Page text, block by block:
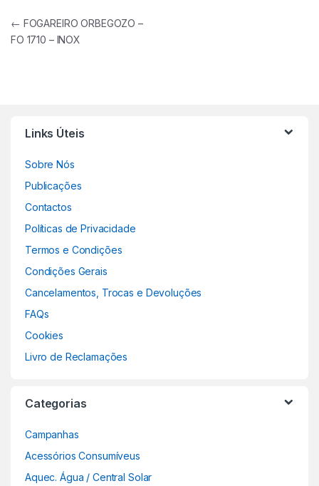
Navegação de artigos
← FOGAREIRO ORBEGOZO –
FO 1710 – INOX
Links Úteis
Sobre Nós
Publicações
Contactos
Políticas de Privacidade
Termos e Condições
Condições Gerais
Cancelamentos, Trocas e Devoluções
FAQs
Cookies
Livro de Reclamações
Categorias
Campanhas
Acessórios Consumíveus
Aquec. Água / Central Solar